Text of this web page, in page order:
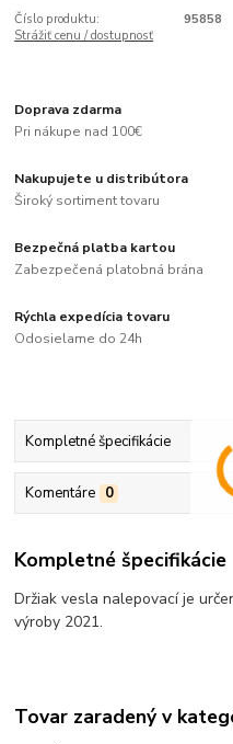
Číslo produktu:
95858
Strážiť cenu / dostupnosť
Doprava zdarma
Pri nákupe nad 100€
Nakupujete u distribútora
Široký sortiment tovaru
Bezpečná platba kartou
Zabezpečená platobná brána
Rýchla expedícia tovaru
Odosielame do 24h
Kompletné špecifikácie
Komentáre 0
Kompletné špecifikácie
Držiak vesla nalepovací je
výroby 2021.
Tovar zaradený v